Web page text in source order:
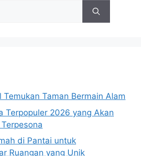
Temukan Taman Bermain Alam
Terpopuler 2026 yang Akan
di Pantai untuk
Ruangan yang Unik